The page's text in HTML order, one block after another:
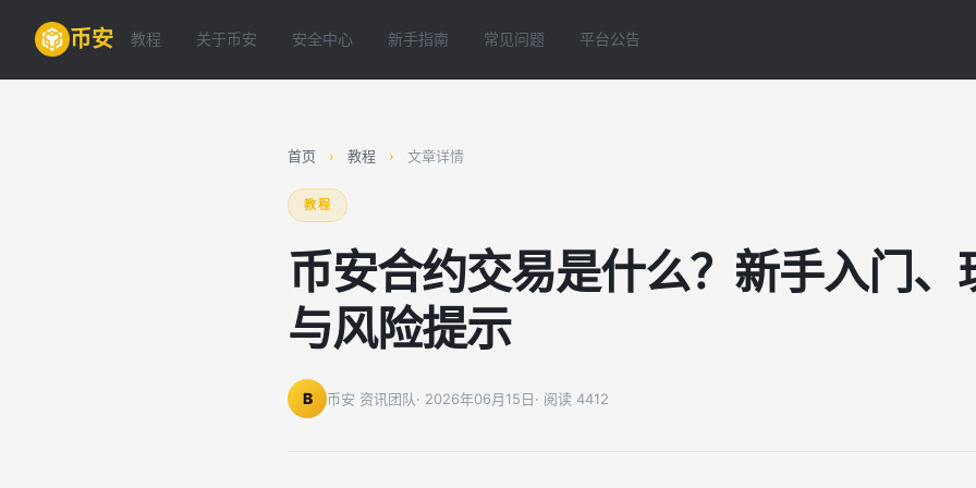
币安 教程 关于币安 安全中心 新手指南 常见问题 平台公告
首页 › 教程 › 文章详情
教程
币安合约交易是什么？新手入门、
与风险提示
B 币安 资讯团队· 2026年06月15日· 阅读 4412